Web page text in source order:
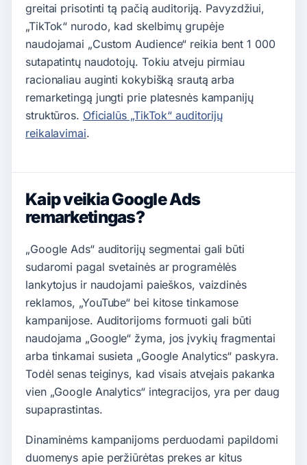
greitai prisotinti tą pačią auditoriją. Pavyzdžiui,
„TikTok“ nurodo, kad skelbimų grupėje
naudojamai „Custom Audience“ reikia bent 1 000
sutapatintų naudotojų. Tokiu atveju pirmiau
racionaliau auginti kokybišką srautą arba
remarketingą jungti prie platesnės kampanijų
struktūros. Oficialūs „TikTok“ auditorijų
reikalavimai.
Kaip veikia Google Ads
remarketingas?
„Google Ads“ auditorijų segmentai gali būti
sudaromi pagal svetainės ar programėlės
lankytojus ir naudojami paieškos, vaizdinės
reklamos, „YouTube“ bei kitose tinkamose
kampanijose. Auditorijoms formuoti gali būti
naudojama „Google“ žyma, jos įvykių fragmentai
arba tinkamai susieta „Google Analytics“ paskyra.
Todėl senas teiginys, kad visais atvejais pakanka
vien „Google Analytics“ integracijos, yra per daug
supaprastintas.
Dinaminėms kampanijoms perduodami papildomi
duomenys apie peržiūrėtas prekes ar kitus